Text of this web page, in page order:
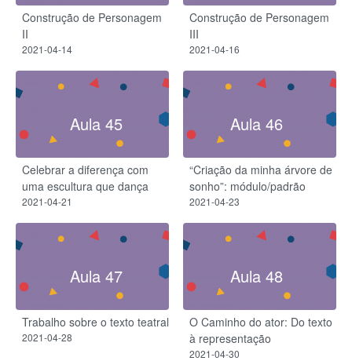
Construção de Personagem
II
2021-04-14
Construção de Personagem
III
2021-04-16
Aula 45
Celebrar a diferença com
uma escultura que dança
2021-04-21
Aula 46
“Criação da minha árvore de
sonho”: módulo/padrão
2021-04-23
Aula 47
Trabalho sobre o texto teatral
2021-04-28
Aula 48
O Caminho do ator: Do texto
à representação
2021-04-30